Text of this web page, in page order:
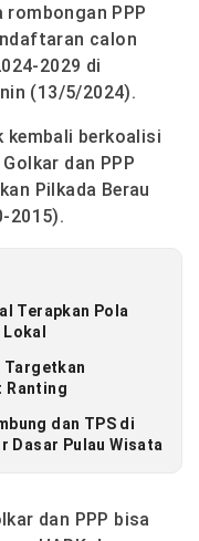
PPP
calon
2029 di
(13/5/2024).
kembali berkoalisi
dan PPP
Pilkada Berau
2015).
Terapkan Pola
Targetkan
Ranting
dan TPS di
Dasar Pulau Wisata
dan PPP bisa